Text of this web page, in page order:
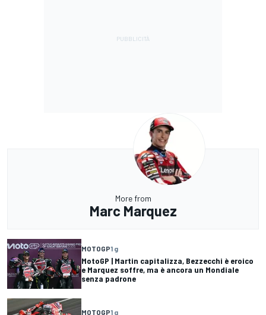
More from
Marc Marquez
MOTOGP1 g
MotoGP | Martin capitalizza, Bezzecchi è eroico
e Marquez soffre, ma è ancora un Mondiale
senza padrone
MOTOGP1 g